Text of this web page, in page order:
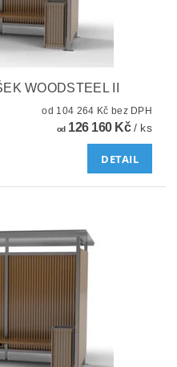
WOODSTEEL II
od 104 264 Kč bez DPH
od126 160 Kč/ ks
DETAIL